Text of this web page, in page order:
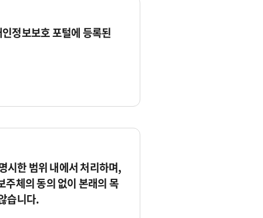
정보보호 포털에 등록된
시한 범위 내에서 처리하며,
체의 동의 없이 본래의 목
습니다.